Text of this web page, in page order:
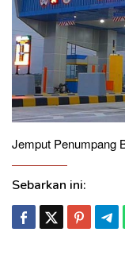
Jemput Penumpang
Sebarkan ini: